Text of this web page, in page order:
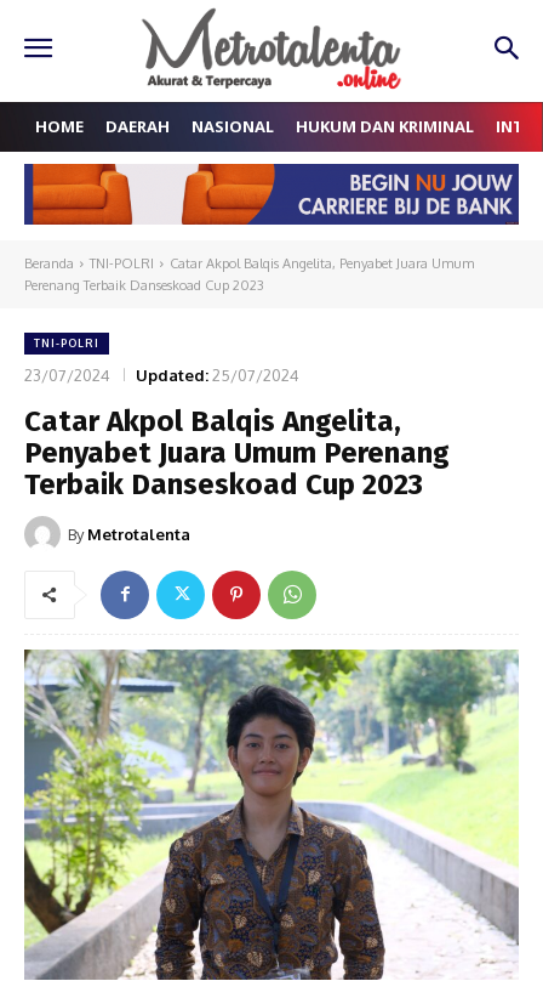
HOME DAERAH NASIONAL HUKUM DAN KRIMINAL
Beranda TNI-POLRI
Catar Akpol Balqis Angelita, Penyabet Juara Umum
Perenang Terbaik Danseskoad Cup 2023
TNI-POLRI
23/07/2024 Updated:25/07/2024
Catar Akpol Balqis Angelita,
Penyabet Juara Umum Perenang
Terbaik Danseskoad Cup 2023
By Metrotalenta